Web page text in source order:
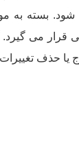
قرار می
یا حذف